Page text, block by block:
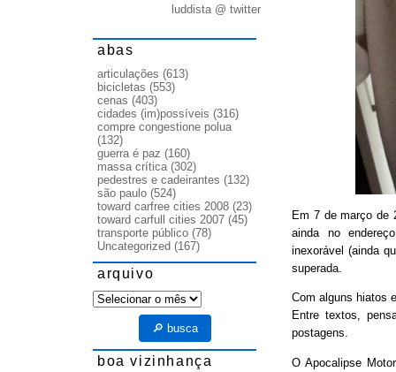
Em 7 de março de
ainda no
inexorável (ainda
superada.
Com alguns hiatos
Entre textos,
postagens.
O Apocalipse
luddista @ twitter
abas
articulações (613)
bicicletas (553)
cenas (403)
cidades (im)possíveis (316)
compre congestione polua
(132)
guerra é paz (160)
massa crítica(302)
pedestres e cadeirantes (132)
são paulo (524)
toward carfree cities 2008 (23)
toward carfull cities 2007 (45)
transporte público (78)
Uncategorized (167)
arquivo
arquivo
🔎 busca
boa vizinhança